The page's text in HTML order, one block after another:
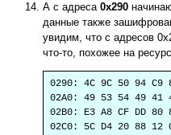
А с адреса 0x290
данные также
увидим, что с адресов
что-то, похожее на
0290: 4C 9C 50 94
02A0: 49 53 54 49 41
02B0: E3 A8 CF DD
02C0: 5C D4 20 88